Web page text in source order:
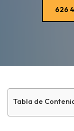
626
Tabla de